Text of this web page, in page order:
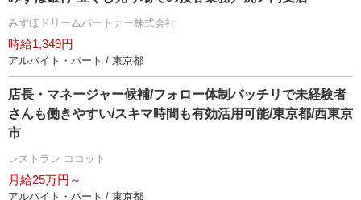
みずほドリームパートナー株式会社
時給1,349円
アルバイト・パート / 東京都
店長・マネージャー候補/フォロー体制バッチリで未経験者
さんも働きやすい/スキマ時間も有効活用可能/東京都/西東京
市
レストラン ココット
月給25万円～
アルバイト・パート / 東京都